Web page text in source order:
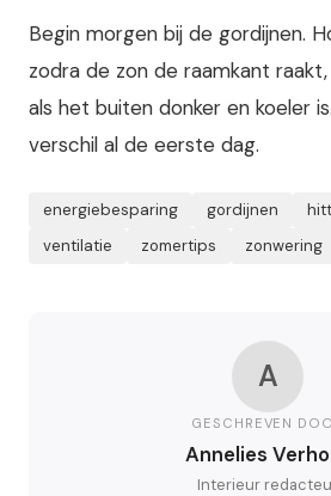
Begin morgen bij de gordijnen.
zodra de zon de raamkant
als het buiten donker en koeler
verschil al de eerste dag.
energiebesparing gordijnen
ventilatie
zomertips zonwering
A
GESCHREVEN
Annelies
Interieur